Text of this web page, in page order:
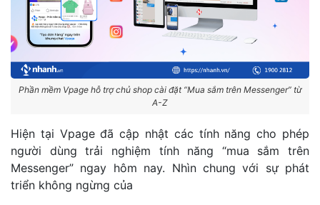
Phần mềm Vpage hỗ trợ chủ shop cài đặt “Mua sắm trên Messenger” từ
A-Z
Hiện tại Vpage đã cập nhật các tính năng cho phép
người dùng trải nghiệm tính năng “mua sắm trên
Messenger” ngay hôm nay. Nhìn chung với sự phát
triển không ngừng của